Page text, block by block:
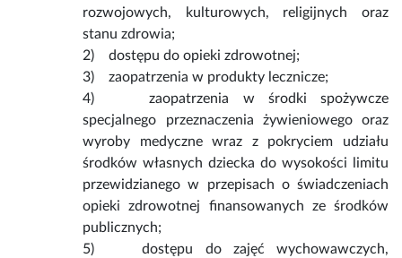
rozwojowych, kulturowych, religijnych oraz
stanu zdrowia;
2) dostępu do opieki zdrowotnej;
3) zaopatrzenia w produkty lecznicze;
4) zaopatrzenia w środki spożywcze
specjalnego przeznaczenia żywieniowego oraz
wyroby medyczne wraz z pokryciem udziału
środków własnych dziecka do wysokości limitu
przewidzianego w przepisach o świadczeniach
opieki zdrowotnej finansowanych ze środków
publicznych;
5) dostępu do zajęć wychowawczych,